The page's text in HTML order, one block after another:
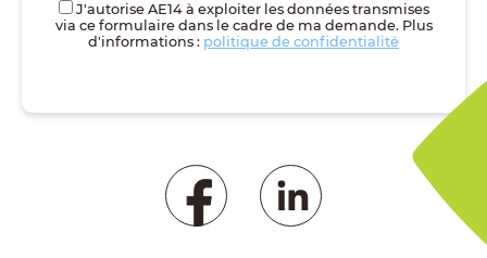
J'autorise AE14 à exploiter les données transmises
via ce formulaire dans le cadre de ma demande. Plus
d'informations : politique de confidentialité